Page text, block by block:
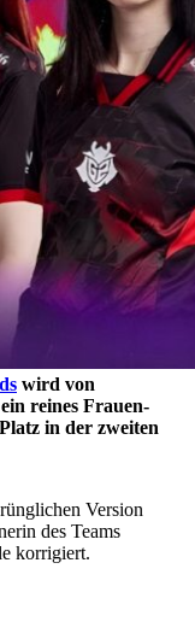
wird von
reines Frauen-
in der zweiten
Version
des Teams
korrigiert.